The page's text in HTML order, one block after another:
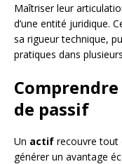
Maîtriser leur
d’une entité juridique.
sa rigueur technique,
pratiques dans
de passif
Un actif recouvre tout
générer un avantage